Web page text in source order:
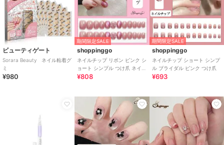
ビューティゲート
Sorara Beauty ネイル粘着グ
ミ
¥980
期間限定SALE
shoppinggo
ネイルチップ リボン ピンク シ
ョート シンプル つけ爪 ネイル
アート
¥808
期間限定SALE
shoppinggo
ネイルチップ ショート シンプ
ル ブライダル ピンク つけ爪
¥693